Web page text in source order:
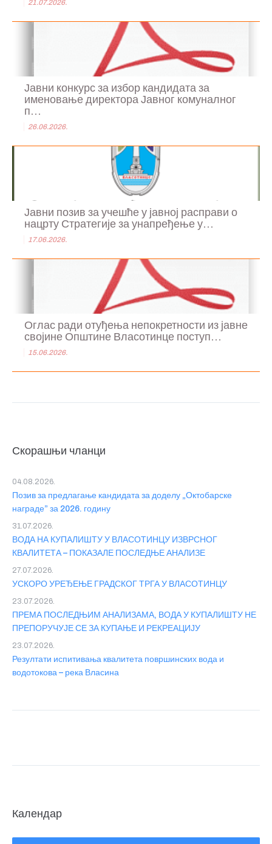
21.07.2026.
Јавни конкурс за избор кандидата за
именовање директора Јавног комуналног
п...
26.06.2026.
Јавни позив за учешће у јавној расправи о
нацрту Стратегије за унапређење у...
17.06.2026.
Оглас ради отуђења непокретности из јавне
својине Општине Власотинце поступ...
15.06.2026.
Скорашњи чланци
Позив за предлагање кандидата за доделу „Октобарске
награде” за 2026. годину
04.08.2026.
ВОДА НА КУПАЛИШТУ У ВЛАСОТИНЦУ ИЗВРСНОГ
КВАЛИТЕТА – ПОКАЗАЛЕ ПОСЛЕДЊЕ АНАЛИЗЕ
31.07.2026.
УСКОРО УРЕЂЕЊЕ ГРАДСКОГ ТРГА У ВЛАСОТИНЦУ
27.07.2026.
ПРЕМА ПОСЛЕДЊИМ АНАЛИЗАМА, ВОДА У КУПАЛИШТУ НЕ
ПРЕПОРУЧУЈЕ СЕ ЗА КУПАЊЕ И РЕКРЕАЦИЈУ
23.07.2026.
Резултати испитивања квалитета површинских вода и
водотокова – река Власина
23.07.2026.
Календар